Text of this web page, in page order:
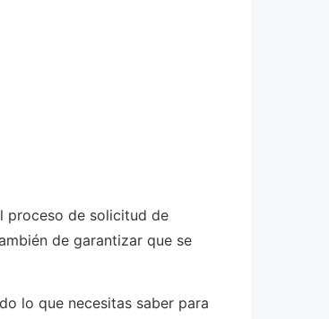
proceso de solicitud de
de garantizar que se
lo que necesitas saber para